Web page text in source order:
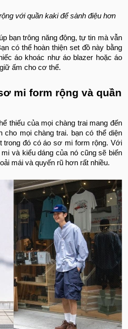
với quần kaki để sành điệu hơn
bạn trông năng động, tự tin mà vẫn
có thể hoàn thiện set đồ này bằng
áo khoác như áo blazer hoặc áo
ấm cho cơ thể.
mi form rộng và quần
thiếu của mọi chàng trai mang đến
cho mọi chàng trai. bạn có thể diện
trong đó có áo sơ mi form rộng. Với
và kiểu dáng của nó cũng sẽ biến
mái và quyến rũ hơn rất nhiều.